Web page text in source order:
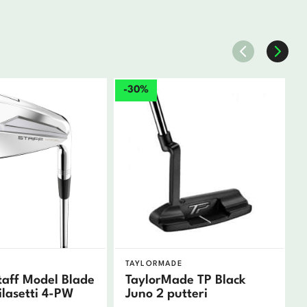
Model Blade
4-PW
-30%
TAYLORMADE
TaylorMade TP Black
Juno 2 putteri